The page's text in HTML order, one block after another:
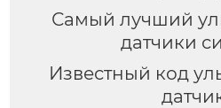
Самый лучший
датчики
Известный код